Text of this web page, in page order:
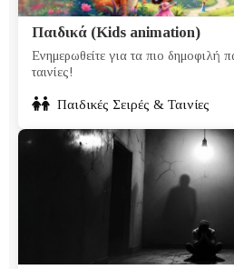
Παιδικά (Kids animation)
Ενημερωθείτε για τα πιο δημοφιλή
ταινίες!
Παιδικές Σειρές & Ταινίες